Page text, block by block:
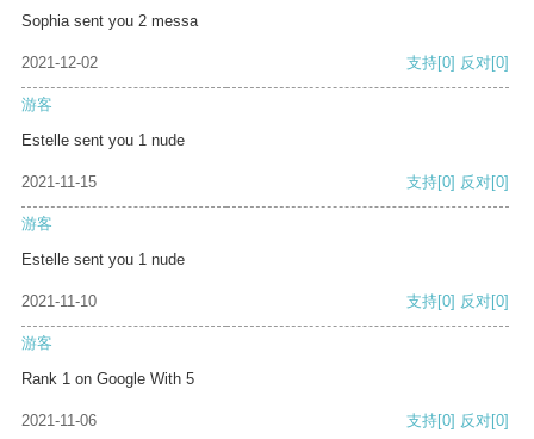
Sophia sent you 2 messa
2021-12-02 支持[0] 反对[0]
游客
Estelle sent you 1 nude
2021-11-15 支持[0] 反对[0]
游客
Estelle sent you 1 nude
2021-11-10 支持[0] 反对[0]
游客
Rank 1 on Google With 5
2021-11-06 支持[0] 反对[0]